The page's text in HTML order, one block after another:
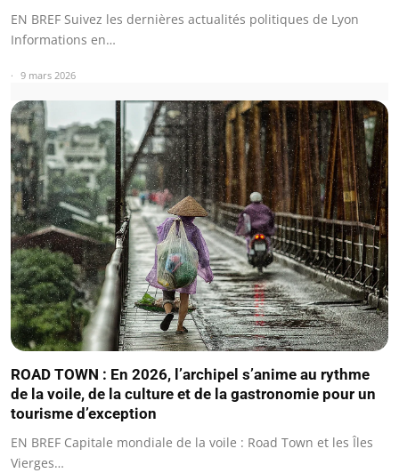
EN BREF Suivez les dernières actualités politiques de Lyon
Informations en…
9 mars 2026
ROAD TOWN : En 2026, l’archipel s’anime au rythme
de la voile, de la culture et de la gastronomie pour un
tourisme d’exception
EN BREF Capitale mondiale de la voile : Road Town et les Îles
Vierges…